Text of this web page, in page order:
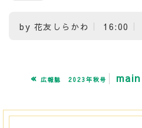
by 花友しらかわ 16:00
«広報誌 2023年秋号 main